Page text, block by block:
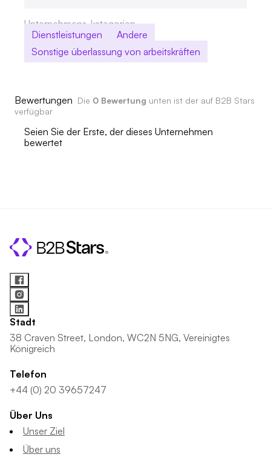
Unternehmens-kategorien
Dienstleistungen
Andere
Sonstige überlassung von arbeitskräften
Bewertungen Die 0 Bewertung unten ist der auf B2B Stars
verfügbar
Seien Sie der Erste, der dieses Unternehmen
bewertet
Stadt
38 Craven Street, London, WC2N 5NG, Vereinigtes
Königreich
Telefon
+44 (0) 20 39657247
Über Uns
Unser Ziel
Über uns